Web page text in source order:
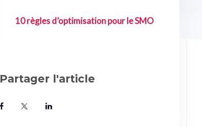
10 règles d’optimisation pour le SMO
Partager l'article